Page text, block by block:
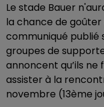
Le stade Bauer
la chance de
communiqué publié
groupes de
annoncent qu’ils
assister à la
novembre (13ème